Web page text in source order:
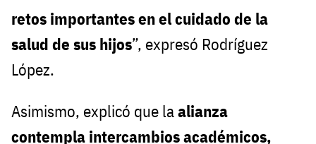
retos importantes en el cuidado de la
salud de sus hijos”, expresó Rodríguez
López.
Asimismo, explicó que laalianza
contempla intercambios académicos,